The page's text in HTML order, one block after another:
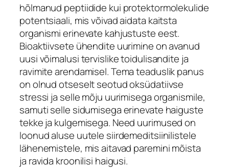
hõlmanud peptiidide kui protektormolekulide
potentsiaali, mis võivad aidata kaitsta
organismi erinevate kahjustuste eest.
Bioaktiivsete ühendite uurimine on avanud
uusi võimalusi tervislike toidulisandite ja
ravimite arendamisel. Tema teaduslik panus
on olnud otseselt seotud oksüdatiivse
stressi ja selle mõju uurimisega organismile,
samuti selle sidumisega erinevate haiguste
tekke ja kulgemisega. Need uurimused on
loonud aluse uutele siirdemeditsiinilistele
lähenemistele, mis aitavad paremini mõista
ja ravida kroonilisi haigusi.